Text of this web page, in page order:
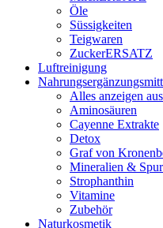
Öle
Süssigkeiten
Teigwaren
ZuckerERSATZ
Luftreinigung
Alles anzeigen
Aminosäuren
Cayenne Extrakte
Detox
Graf von
Mineralien &
Strophanthin
Vitamine
Zubehör
Naturkosmetik